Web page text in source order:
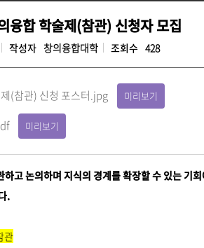
융합 학술제(참관) 신청자 모집
작성자 창의융합대학 조회수 428
(참관) 신청 포스터.jpg 미리보기
미리보기
고 논의하며 지식의 경계를 확장할 수 있는 기
.
관